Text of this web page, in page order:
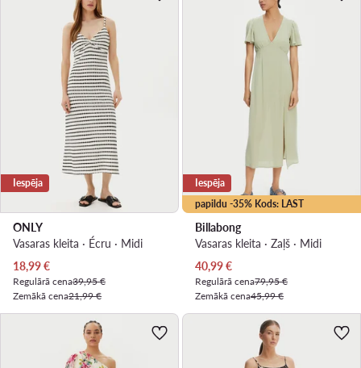
Iespēja
ONLY
Vasaras kleita · Écru · Midi
Pašreizējā cena
18,99€
Regulārā cena39,95 €
Zemākā cena21,99 €
papildu -35% Kods: LAST
Iespēja
Billabong
Vasaras kleita · Zaļš · Midi
Pašreizējā cena
40,99€
Regulārā cena79,95 €
Zemākā cena45,99 €